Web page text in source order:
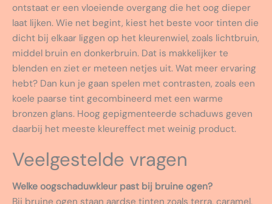
ontstaat er een vloeiende overgang die het oog dieper
laat lijken. Wie net begint, kiest het beste voor tinten die
dicht bij elkaar liggen op het kleurenwiel, zoals lichtbruin,
middel bruin en donkerbruin. Dat is makkelijker te
blenden en ziet er meteen netjes uit. Wat meer ervaring
hebt? Dan kun je gaan spelen met contrasten, zoals een
koele paarse tint gecombineerd met een warme
bronzen glans. Hoog gepigmenteerde schaduws geven
daarbij het meeste kleureffect met weinig product.
Veelgestelde vragen
Welke oogschaduwkleur past bij bruine ogen?